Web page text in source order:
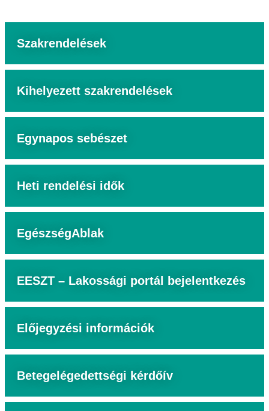
Szakrendelések
Kihelyezett szakrendelések
Egynapos sebészet
Heti rendelési idők
EgészségAblak
EESZT – Lakossági portál bejelentkezés
Előjegyzési információk
Betegelégedettségi kérdőív